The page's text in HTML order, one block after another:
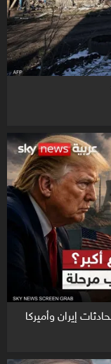
إيران وأميركا